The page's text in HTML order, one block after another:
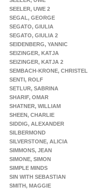
SEELER, UWE 2
SEGAL, GEORGE
SEGATO, GIULIA
SEGATO, GIULIA 2
SEIDENBERG, YANNIC
SEIZINGER, KATJA
SEIZINGER, KATJA 2
SEMBACH-KRONE, CHRISTEL
SENTI, ROLF
SETLUR, SABRINA
SHARIF, OMAR
SHATNER, WILLIAM
SHEEN, CHARLIE
SIDDIG, ALEXANDER
SILBERMOND
SILVERSTONE, ALICIA
SIMMONS, JEAN
SIMONE, SIMON
SIMPLE MINDS
SIN WITH SEBASTIAN
SMITH, MAGGIE